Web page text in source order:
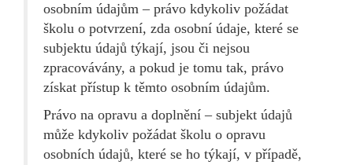
osobním údajům – právo kdykoliv požádat
školu o potvrzení, zda osobní údaje, které se
subjektu údajů týkají, jsou či nejsou
zpracovávány, a pokud je tomu tak, právo
získat přístup k těmto osobním údajům.
Právo na opravu a doplnění – subjekt údajů
může kdykoliv požádat školu o opravu
osobních údajů, které se ho týkají, v případě,